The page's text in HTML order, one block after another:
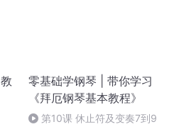
零基础学钢琴 | 带你学习
《拜厄钢琴基本教程》
第10课 休止符及变奏7到9